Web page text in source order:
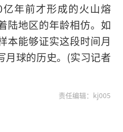
年前才形成的火山熔
陆地区的年龄相仿。如
本能够证实这段时间月
月球的历史。(实习记者
责任编辑：kj005